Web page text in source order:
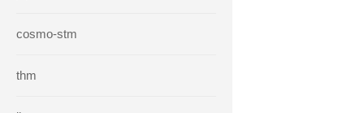
cosmo-stm
thm